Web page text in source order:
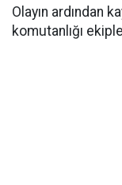
Olayın ardından
komutanlığı